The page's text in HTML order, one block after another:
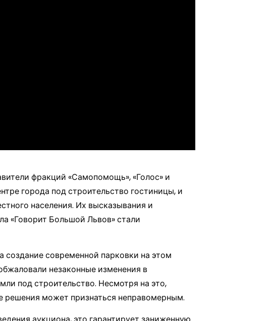
фракций «Самопомощь», «Голос» и
города под строительство гостиницы, и
населения. Их высказывания и
«Говорит Большой Львов» стали
создание современной парковки на этом
незаконные изменения в
под строительство. Несмотря на это,
решения может признаться неправомерным.